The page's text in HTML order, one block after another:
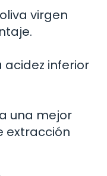
virgen
acidez inferior
una mejor
extracción